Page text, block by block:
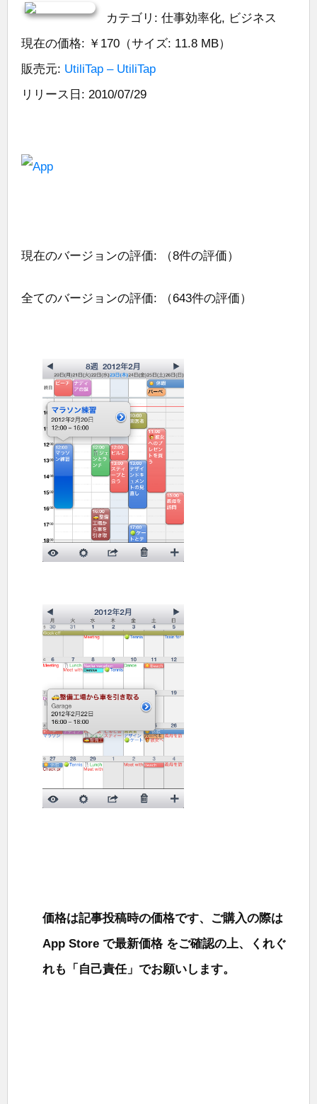
カテゴリ: 仕事効率化, ビジネス
現在の価格: ￥170（サイズ: 11.8 MB）
販売元: UtiliTap – UtiliTap
リリース日: 2010/07/29
現在のバージョンの評価: （8件の評価）
全てのバージョンの評価: （643件の評価）
価格は記事投稿時の価格です、ご購入の際は
App Store で最新価格 をご確認の上、くれぐ
れも「自己責任」でお願いします。